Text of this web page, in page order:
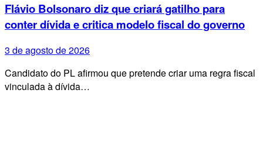
Flávio Bolsonaro diz que criará gatilho para
conter dívida e critica modelo fiscal do governo
3 de agosto de 2026
Candidato do PL afirmou que pretende criar uma regra fiscal
vinculada à dívida…